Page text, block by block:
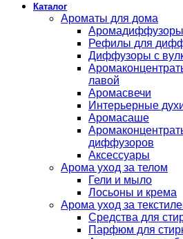
Каталог
Ароматы для дома
Аромадиффузоры
Рефилы для
Диффузоры с
лавой
Аромасвечи
Интерьерные
Аромасаше
диффузоров
Аксессуары
Арома уход за телом
Гели и мыло
Лосьоны и крема
Арома уход за
Средства для
Парфюм для